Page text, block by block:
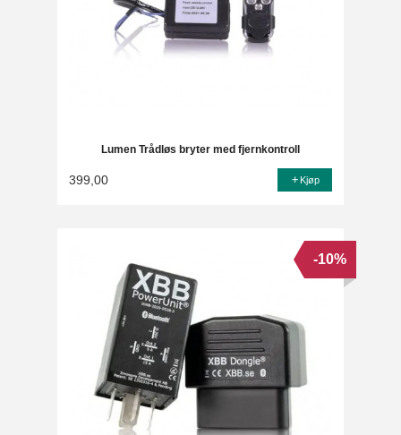
Lumen Trådløs bryter med fjernkontroll
399,00 Kjøp
-10%